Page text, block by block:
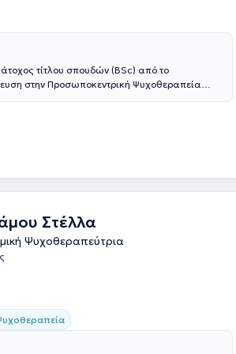
τίτλου σπουδών (BSc) από το
στην Προσωποκεντρική Ψυχοθεραπεία
Στέλλα
Ψυχοθεραπεύτρια